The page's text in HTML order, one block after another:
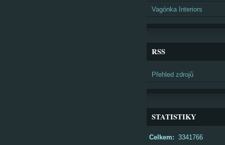
Vagónka Interiors
RSS
Přehled zdrojů
STATISTIKY
Celkem: 3341766